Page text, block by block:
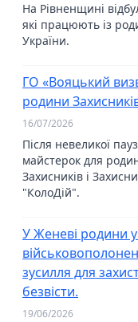
На Рівненщині
які працюють із
України.
ГО «Вояцький
родини
16/07/2026
Після невеликої
майстерок для
Захисників і
"КолоДій".
У Женеві родини
зусилля для
безвісти.
19/06/2026